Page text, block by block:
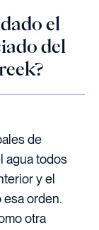
el
del
de
agua todos
y el
orden.
otra